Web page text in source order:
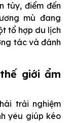
túy, điểm đến
mù đang
tổ hợp du lịch
tác và đánh
giới ẩm
trải nghiệm
yêu giúp kéo